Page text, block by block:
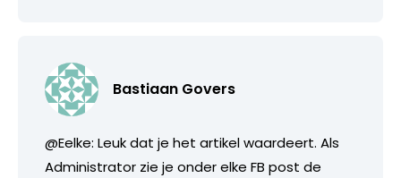
Bastiaan Govers
@Eelke: Leuk dat je het artikel waardeert. Als
Administrator zie je onder elke FB post de